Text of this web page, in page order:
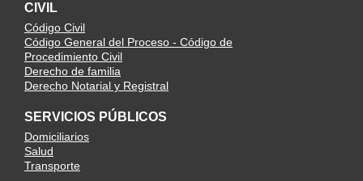
CIVIL
Código Civil
Código General del Proceso - Código de
Procedimiento Civil
Derecho de familia
Derecho Notarial y Registral
SERVICIOS PÚBLICOS
Domiciliarios
Salud
Transporte